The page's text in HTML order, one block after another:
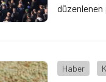
düzenlenen
Haber